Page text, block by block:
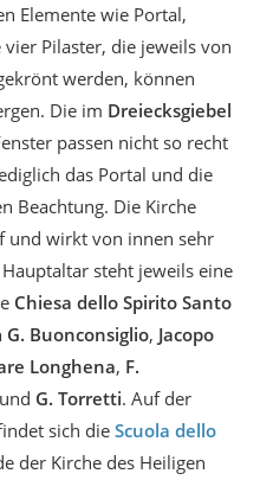
Elemente wie Portal,
Pilaster, die jeweils von
werden, können
Die im Dreiecksgiebel
passen nicht so recht
das Portal und die
Beachtung. Die Kirche
und wirkt von innen sehr
steht jeweils eine
Chiesa dello Spirito Santo
G. Buonconsiglio, Jacopo
Longhena, F.
und G. Torretti. Auf der
sich die Scuola dello
der Kirche des Heiligen